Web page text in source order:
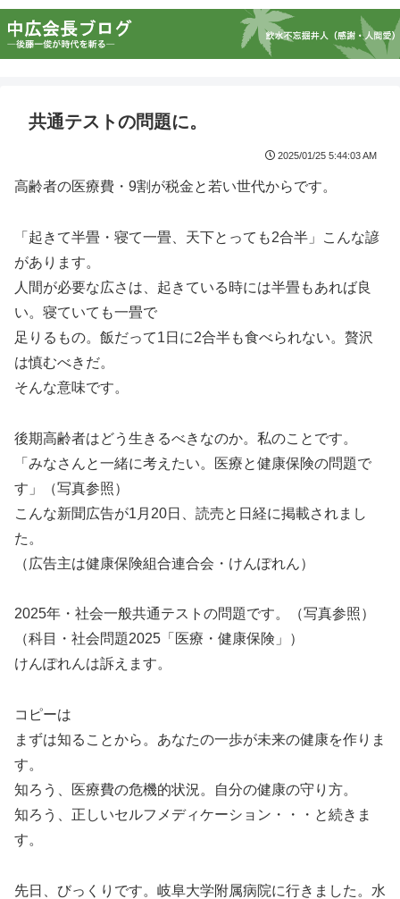
共通テストの問題に。
2025/01/25 5:44:03 AM
高齢者の医療費・9割が税金と若い世代からです。
「起きて半畳・寝て一畳、天下とっても2合半」こんな諺
があります。
人間が必要な広さは、起きている時には半畳もあれば良
い。寝ていても一畳で
足りるもの。飯だって1日に2合半も食べられない。贅沢
は慎むべきだ。
そんな意味です。
後期高齢者はどう生きるべきなのか。私のことです。
「みなさんと一緒に考えたい。医療と健康保険の問題で
す」（写真参照）
こんな新聞広告が1月20日、読売と日経に掲載されまし
た。
（広告主は健康保険組合連合会・けんぽれん）
2025年・社会一般共通テストの問題です。（写真参照）
（科目・社会問題2025「医療・健康保険」）
けんぽれんは訴えます。
コピーは
まずは知ることから。あなたの一歩が未来の健康を作りま
す。
知ろう、医療費の危機的状況。自分の健康の守り方。
知ろう、正しいセルフメディケーション・・・と続きま
す。
先日、びっくりです。岐阜大学附属病院に行きました。水